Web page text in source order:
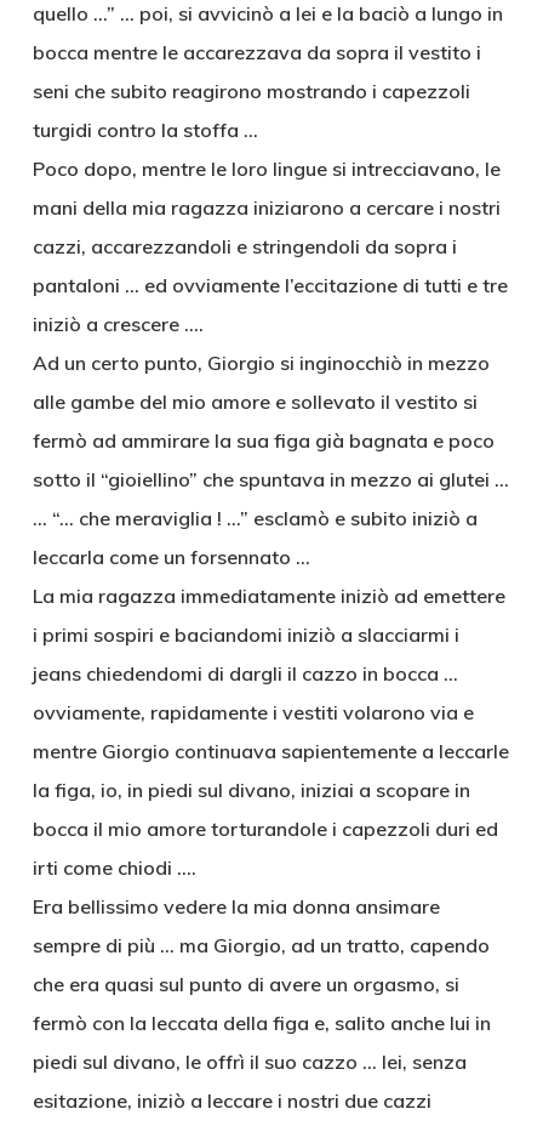
quello …” … poi, si avvicinò a lei e la baciò a lungo in
bocca mentre le accarezzava da sopra il vestito i
seni che subito reagirono mostrando i capezzoli
turgidi contro la stoffa …
Poco dopo, mentre le loro lingue si intrecciavano, le
mani della mia ragazza iniziarono a cercare i nostri
cazzi, accarezzandoli e stringendoli da sopra i
pantaloni … ed ovviamente l’eccitazione di tutti e tre
iniziò a crescere ….
Ad un certo punto, Giorgio si inginocchiò in mezzo
alle gambe del mio amore e sollevato il vestito si
fermò ad ammirare la sua figa già bagnata e poco
sotto il “gioiellino” che spuntava in mezzo ai glutei …
… “… che meraviglia ! …” esclamò e subito iniziò a
leccarla come un forsennato …
La mia ragazza immediatamente iniziò ad emettere
i primi sospiri e baciandomi iniziò a slacciarmi i
jeans chiedendomi di dargli il cazzo in bocca …
ovviamente, rapidamente i vestiti volarono via e
mentre Giorgio continuava sapientemente a leccarle
la figa, io, in piedi sul divano, iniziai a scopare in
bocca il mio amore torturandole i capezzoli duri ed
irti come chiodi ….
Era bellissimo vedere la mia donna ansimare
sempre di più … ma Giorgio, ad un tratto, capendo
che era quasi sul punto di avere un orgasmo, si
fermò con la leccata della figa e, salito anche lui in
piedi sul divano, le offrì il suo cazzo … lei, senza
esitazione, iniziò a leccare i nostri due cazzi